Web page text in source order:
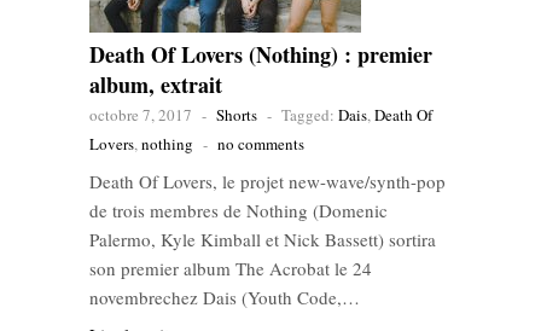
Death Of Lovers (Nothing) : premier
album, extrait
octobre 7, 2017 - Shorts - Tagged: Dais,Death Of
Lovers,nothing - no comments
Death Of Lovers, le projet new-wave/synth-pop
de trois membres de Nothing (Domenic
Palermo, Kyle Kimball et Nick Bassett) sortira
son premier album The Acrobat le 24
novembrechez Dais (Youth Code,…